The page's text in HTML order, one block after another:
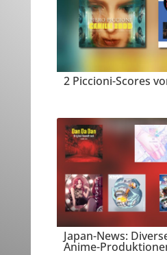
2 Piccioni-Scores
Japan-News:
Anime-